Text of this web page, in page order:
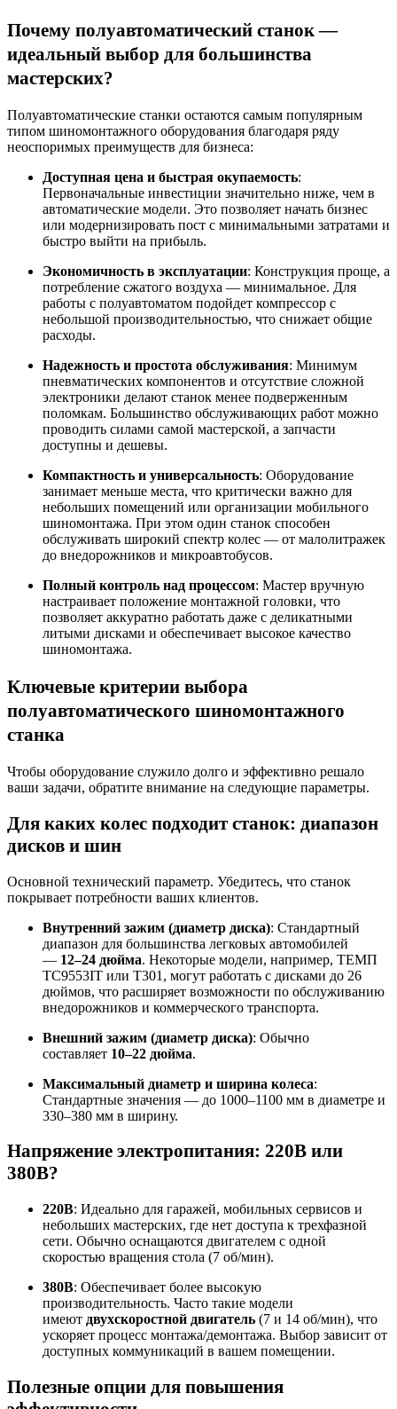
Почему полуавтоматический станок —
идеальный выбор для большинства
мастерских?
Полуавтоматические станки остаются самым популярным
типом шиномонтажного оборудования благодаря ряду
неоспоримых преимуществ для бизнеса:
Доступная цена и быстрая окупаемость:
Первоначальные инвестиции значительно ниже, чем в
автоматические модели. Это позволяет начать бизнес
или модернизировать пост с минимальными затратами и
быстро выйти на прибыль.
Экономичность в эксплуатации: Конструкция проще, а
потребление сжатого воздуха — минимальное. Для
работы с полуавтоматом подойдет компрессор с
небольшой производительностью, что снижает общие
расходы.
Надежность и простота обслуживания: Минимум
пневматических компонентов и отсутствие сложной
электроники делают станок менее подверженным
поломкам. Большинство обслуживающих работ можно
проводить силами самой мастерской, а запчасти
доступны и дешевы.
Компактность и универсальность: Оборудование
занимает меньше места, что критически важно для
небольших помещений или организации мобильного
шиномонтажа. При этом один станок способен
обслуживать широкий спектр колес — от малолитражек
до внедорожников и микроавтобусов.
Полный контроль над процессом: Мастер вручную
настраивает положение монтажной головки, что
позволяет аккуратно работать даже с деликатными
литыми дисками и обеспечивает высокое качество
шиномонтажа.
Ключевые критерии выбора
полуавтоматического шиномонтажного
станка
Чтобы оборудование служило долго и эффективно решало
ваши задачи, обратите внимание на следующие параметры.
Для каких колес подходит станок: диапазон
дисков и шин
Основной технический параметр. Убедитесь, что станок
покрывает потребности ваших клиентов.
Внутренний зажим (диаметр диска): Стандартный
диапазон для большинства легковых автомобилей
— 12–24 дюйма. Некоторые модели, например, ТЕМП
TC9553IT или T301, могут работать с дисками до 26
дюймов, что расширяет возможности по обслуживанию
внедорожников и коммерческого транспорта.
Внешний зажим (диаметр диска): Обычно
составляет 10–22 дюйма.
Максимальный диаметр и ширина колеса:
Стандартные значения — до 1000–1100 мм в диаметре и
330–380 мм в ширину.
Напряжение электропитания: 220В или
380В?
220В: Идеально для гаражей, мобильных сервисов и
небольших мастерских, где нет доступа к трехфазной
сети. Обычно оснащаются двигателем с одной
скоростью вращения стола (7 об/мин).
380В: Обеспечивает более высокую
производительность. Часто такие модели
имеют двухскоростной двигатель (7 и 14 об/мин), что
ускоряет процесс монтажа/демонтажа. Выбор зависит от
доступных коммуникаций в вашем помещении.
Полезные опции для повышения